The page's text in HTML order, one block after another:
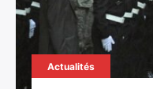
Actualités